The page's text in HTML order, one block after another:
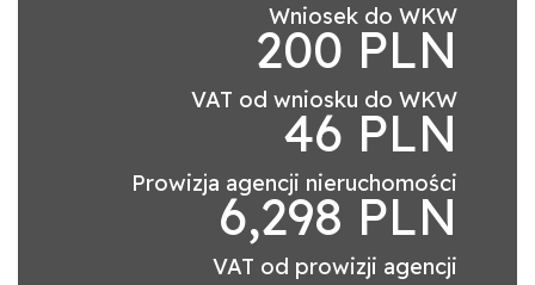
Wniosek do WKW
200 PLN
VAT od wniosku do WKW
46 PLN
Prowizja agencji nieruchomości
6,298 PLN
VAT od prowizji agencji